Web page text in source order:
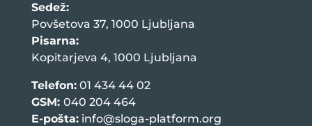
Sedež:
Povšetova 37, 1000 Ljubljana
Pisarna:
Kopitarjeva 4, 1000 Ljubljana
Telefon:01 434 44 02
GSM: 040 204 464
E-pošta: info@sloga-platform.org